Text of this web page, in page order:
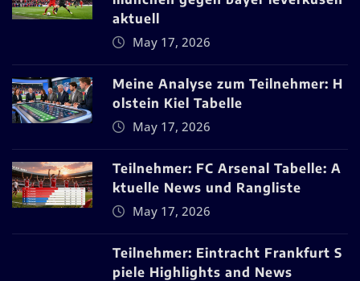
aktuell
May 17, 2026
Meine Analyse zum Teilnehmer: H
olstein Kiel Tabelle
May 17, 2026
Teilnehmer: FC Arsenal Tabelle: A
ktuelle News und Rangliste
May 17, 2026
Teilnehmer: Eintracht Frankfurt S
piele Highlights and News